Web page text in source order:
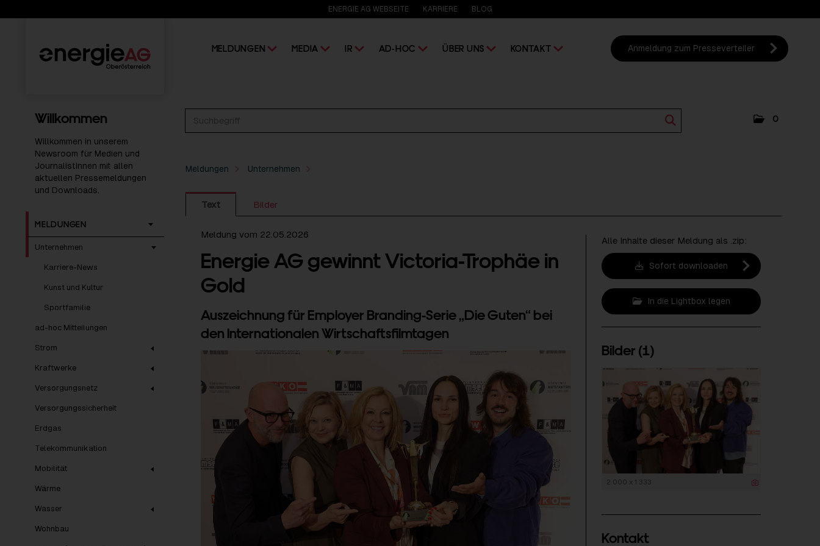
ENERGIE AG WEBSEITE KARRIERE BLOG
MELDUNGEN MEDIA IR AD-HOC ÜBER UNS KONTAKT Anmeldung zum Presseverteiler
0
Willkommen
Willkommen in unserem
Newsroom für Medien und
JournalistInnen mit allen
aktuellen Pressemeldungen
und Downloads.
MELDUNGEN
Unternehmen
Karriere-News
Kunst und Kultur
Sportfamilie
ad-hoc Mitteilungen
Strom
Kraftwerke
Versorgungsnetz
Versorgungssicherheit
Erdgas
Telekommunikation
Mobilität
Wärme
Wasser
Wohnbau
Meldungen Unternehmen
Text Bilder
Meldung vom 22.05.2026
Energie AG gewinnt Victoria-Trophäe in
Gold
Auszeichnung für Employer Branding-Serie „Die Guten“ bei
den Internationalen Wirtschaftsfilmtagen
Alle Inhalte dieser Meldung als .zip:
Sofort downloaden
In die Lightbox legen
Bilder (1)
2 000 x 1 333
Kontakt